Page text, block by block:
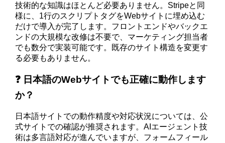
技術的な知識はほとんど必要ありません。Stripeと同
様に、1行のスクリプトタグをWebサイトに埋め込む
だけで導入が完了します。フロントエンドやバックエ
ンドの大規模な改修は不要で、マーケティング担当者
でも数分で実装可能です。既存のサイト構造を変更す
る必要もありません。
❓ 日本語のWebサイトでも正確に動作します
か？
日本語サイトでの動作精度や対応状況については、公
式サイトでの確認が推奨されます。AIエージェント技
術は多言語対応が進んでいますが、フォームフィール